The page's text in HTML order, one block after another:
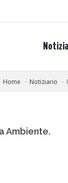
Home Notiziario
Ambiente.